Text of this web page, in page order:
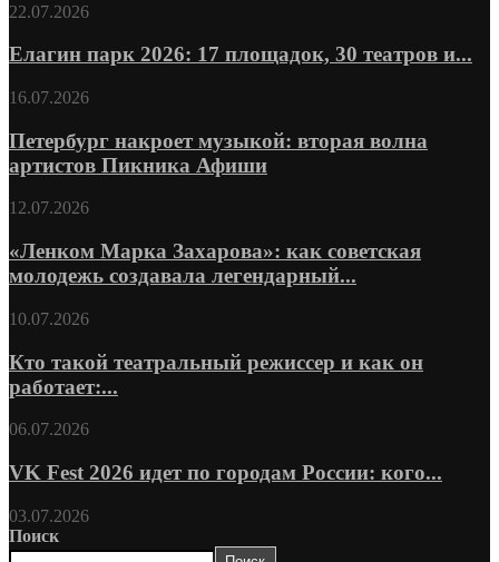
22.07.2026
Елагин парк 2026: 17 площадок, 30 театров и...
16.07.2026
Петербург накроет музыкой: вторая волна
артистов Пикника Афиши
12.07.2026
«Ленком Марка Захарова»: как советская
молодежь создавала легендарный...
10.07.2026
Кто такой театральный режиссер и как он
работает:...
06.07.2026
VK Fest 2026 идет по городам России: кого...
03.07.2026
Поиск